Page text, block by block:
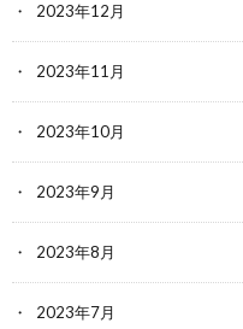
2023年12月
2023年11月
2023年10月
2023年9月
2023年8月
2023年7月